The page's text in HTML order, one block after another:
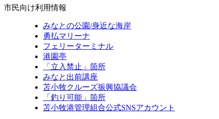
市民向け利用情報
みなとの公園/身近な海岸
勇払マリーナ
フェリーターミナル
港園亭
「立入禁止」箇所
みなと出前講座
苫小牧クルーズ振興協議会
「釣り可能」箇所
苫小牧港管理組合公式SNSアカウント